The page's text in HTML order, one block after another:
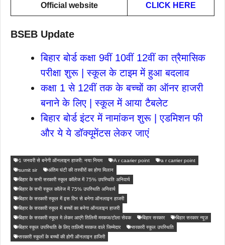
Official website CLICK HERE
BSEB Update
बिहार बोर्ड कक्षा 9वीं 10वीं 12वीं का त्रैमासिक
परीक्षा शुरू | स्कूल के टाइम में हुआ बदलाव
कक्षा 1 से 12वीं तक के बच्चों का ऑनर हाजरी
बनाने के लिए | स्कूल में आया टैबलेट
बिहार बोर्ड इंटर में नामांकन शुरू | एडमिशन फी
और ये ये डॉक्यूमेंटस लेकर जाएं
1 जनवरी से बनेगी ऑनलाइन हाजरी: नया नियम A r caarier point
a r carrier point
sumit sir
अंतिम घंटी की तस्वीरों का होगा मिलान
बिहार के सभी सरकारी स्कूल कॉलेज में 75% उपस्थिति अनिवार्य
बिहार के सभी स्कूल कॉलेज में 75% उपस्थिति अनिवार्य
बिहार के सरकारी स्कूल में इस दिन से बनेगा ऑनलाइन हाजरी
बिहार के सरकारी स्कूल में बच्चों का बनेगा ऑनलाइन हाजरी
बिहार के सरकारी स्कूल मे लेकर आएंगे तिलिमी मरकज/टोला सेवक
बिहार सरकार
बिहार सरकार न्यूज़
बिहार स्कूल उपस्थिति के लिए तालिमी मरकज वाले जिम्मेदार
सरकारी स्कूल उपस्थिति
सरकारी स्कूलों के बच्चों की होगी ऑनलाइन हाजिरी